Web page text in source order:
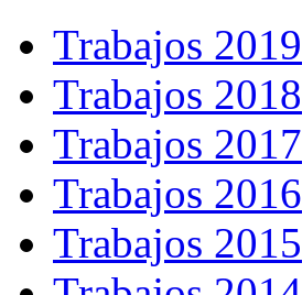
Trabajos 2019
Trabajos 2018
Trabajos 2017
Trabajos 2016
Trabajos 2015